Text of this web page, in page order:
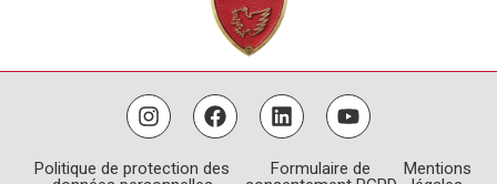
Politique de protection des
Formulaire de
Mentions